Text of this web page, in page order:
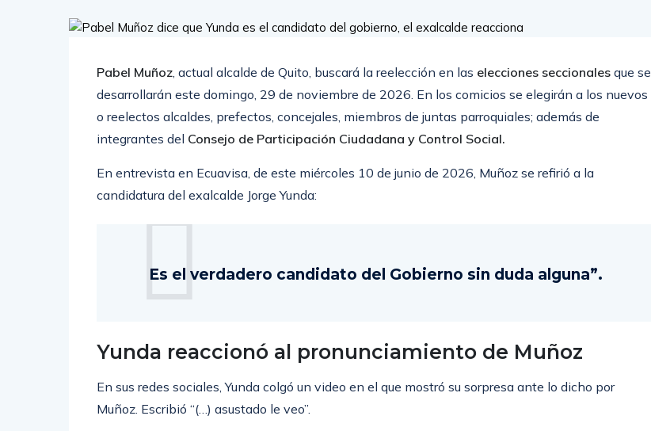
Pabel Muñoz, actual alcalde de Quito, buscará la reelección en las elecciones seccionales que se
desarrollarán este domingo, 29 de noviembre de 2026. En los comicios se elegirán a los nuevos
o reelectos alcaldes, prefectos, concejales, miembros de juntas parroquiales; además de
integrantes del Consejo de Participación Ciudadana y Control Social.
En entrevista en Ecuavisa, de este miércoles 10 de junio de 2026, Muñoz se refirió a la
candidatura del exalcalde Jorge Yunda:
Es el verdadero candidato del Gobierno sin duda alguna”.
Yunda reaccionó al pronunciamiento de Muñoz
En sus redes sociales, Yunda colgó un video en el que mostró su sorpresa ante lo dicho por
Muñoz. Escribió “(…) asustado le veo”.